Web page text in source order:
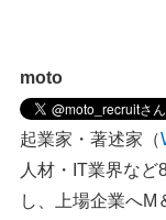
moto
起業家・著述家（
人材・IT業界な
し、上場企業へM